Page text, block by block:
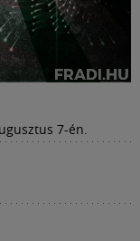
7-én.